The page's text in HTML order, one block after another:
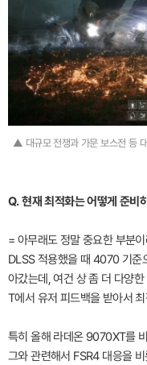
▲ 대규모 전쟁과 가문 보스전 등
Q. 현재 최적화는 어떻게 준비
= 아무래도 정말 중요한 부분
DLSS 적용했을 때 4070 기준
아갔는데, 여건 상 좀 더 다양
T에서 유저 피드백을 받아서
특히 올해 라데온 9070XT를
그와 관련해서 FSR4 대응을